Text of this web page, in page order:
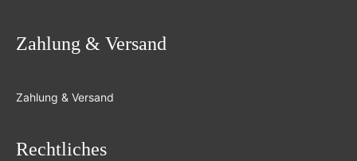
Zahlung & Versand
Zahlung & Versand
Rechtliches